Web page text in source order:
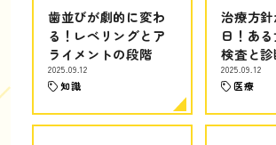
歯並びが劇的に変わ
る！レベリングとア
ライメントの段階
2025.09.12
知識
治療方
日！あ
検査と
2025.09.12
医療